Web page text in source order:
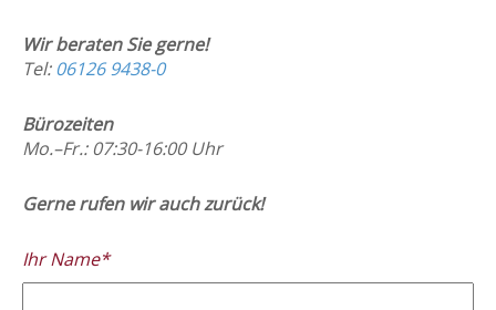
Wir beraten Sie gerne!
Tel:06126 9438-0
Bürozeiten
Mo.–Fr.: 07:30-16:00 Uhr
Gerne rufen wir auch zurück!
Ihr Name*